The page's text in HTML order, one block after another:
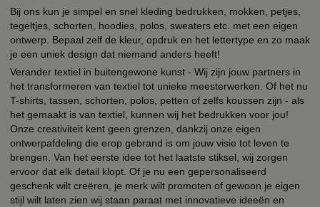
Bij ons kun je simpel en snel kleding bedrukken, mokken, petjes,
tegeltjes, schorten, hoodies, polos, sweaters etc. met een eigen
ontwerp. Bepaal zelf de kleur, opdruk en het lettertype en zo maak
je een uniek design dat niemand anders heeft!
Verander textiel in buitengewone kunst - Wij zijn jouw partners in
het transformeren van textiel tot unieke meesterwerken. Of het nu
T-shirts, tassen, schorten, polos, petten of zelfs koussen zijn - als
het gemaakt is van textiel, kunnen wij het bedrukken voor jou!
Onze creativiteit kent geen grenzen, dankzij onze eigen
ontwerpafdeling die erop gebrand is om jouw visie tot leven te
brengen. Van het eerste idee tot het laatste stiksel, wij zorgen
ervoor dat elk detail klopt. Of je nu een gepersonaliseerd
geschenk wilt creëren, je merk wilt promoten of gewoon je eigen
stijl wilt laten zien wij staan paraat met innovatieve ideeën en